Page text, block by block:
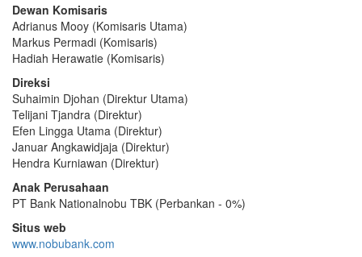
Dewan Komisaris
Adrianus Mooy (Komisaris Utama)
Markus Permadi (Komisaris)
Hadiah Herawatie (Komisaris)
Direksi
Suhaimin Djohan (Direktur Utama)
Telijani Tjandra (Direktur)
Efen Lingga Utama (Direktur)
Januar Angkawidjaja (Direktur)
Hendra Kurniawan (Direktur)
Anak Perusahaan
PT Bank Nationalnobu TBK (Perbankan - 0%)
Situs web
www.nobubank.com